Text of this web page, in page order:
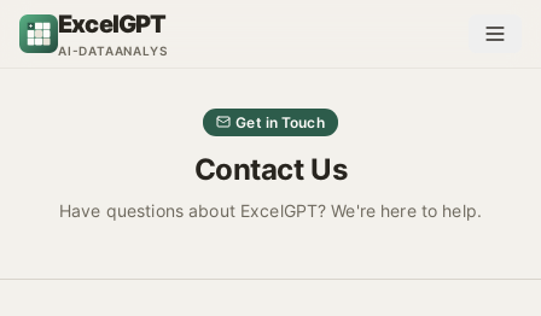
Hoppa till innehåll
ExcelGPT
AI-DATAANALYS
Get in Touch
Contact Us
Have questions about ExcelGPT? We're here to help.